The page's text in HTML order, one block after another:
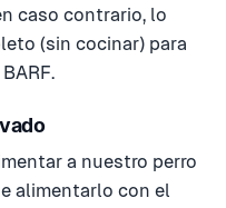
caso contrario, lo
(sin cocinar) para
a nuestro perro
alimentarlo con el